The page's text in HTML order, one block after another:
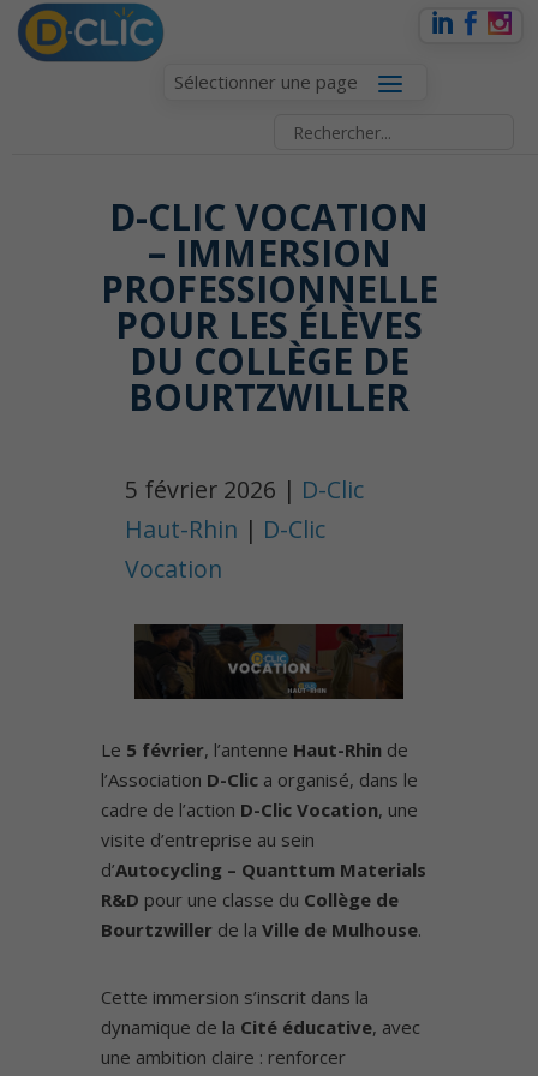
Sélectionner une page
D-CLIC VOCATION
– IMMERSION
PROFESSIONNELLE
POUR LES ÉLÈVES
DU COLLÈGE DE
BOURTZWILLER
5 février 2026 | D-Clic
Haut-Rhin | D-Clic
Vocation
Le 5 février, l’antenne Haut-Rhin de
l’Association D-Clic a organisé, dans le
cadre de l’action D-Clic Vocation, une
visite d’entreprise au sein
d’Autocycling – Quanttum Materials
R&D pour une classe du Collège de
Bourtzwiller de la Ville de Mulhouse.
Cette immersion s’inscrit dans la
dynamique de la Cité éducative, avec
une ambition claire : renforcer